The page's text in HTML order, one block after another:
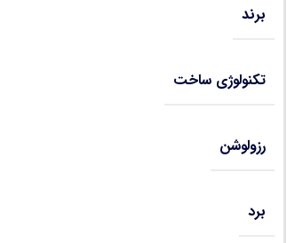
برند
تکنولوژی ساخت
رزولوشن
برد